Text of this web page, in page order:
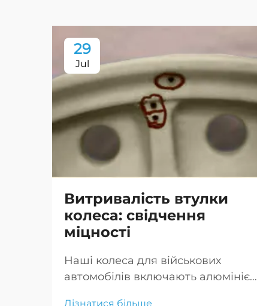
29
Jul
Витривалість втулки
колеса: свідчення
міцності
Наші колеса для військових
автомобілів включають алюмінієві
Дізнатися більше